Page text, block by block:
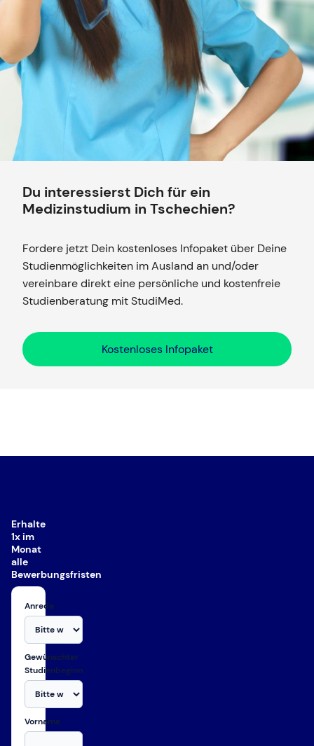
Du interessierst Dich für ein
Medizinstudium in Tschechien?
Fordere jetzt Dein kostenloses Infopaket über Deine
Studienmöglichkeiten im Ausland an und/oder
vereinbare direkt eine persönliche und kostenfreie
Studienberatung mit StudiMed.
Kostenloses Infopaket
Erhalte
1x im
Monat
alle
Bewerbungsfristen
Anrede
Gewünschter
Studienbeginn
Vorname